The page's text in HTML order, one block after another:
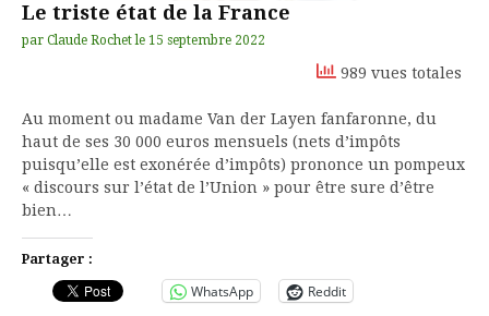
Le triste état de la France
par Claude Rochet le 15 septembre 2022
989 vues totales
Au moment ou madame Van der Layen fanfaronne, du
haut de ses 30 000 euros mensuels (nets d’impôts
puisqu’elle est exonérée d’impôts) prononce un pompeux
« discours sur l’état de l’Union » pour être sure d’être
bien…
Partager :
WhatsApp Reddit